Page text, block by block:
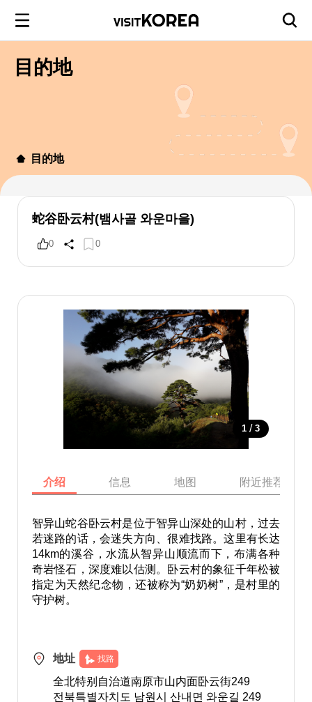
目的地
目的地
蛇谷卧云村(뱀사골 와운마을)
0 0
1 / 3
介绍 信息 地图 附近推荐景点
智异山蛇谷卧云村是位于智异山深处的山村，过去
若迷路的话，会迷失方向、很难找路。这里有长达
14km的溪谷，水流从智异山顺流而下，布满各种
奇岩怪石，深度难以估测。卧云村的象征千年松被
指定为天然纪念物，还被称为“奶奶树”，是村里的
守护树。
地址 找路
全北特别自治道南原市山内面卧云街249
전북특별자치도 남원시 산내면 와운길 249